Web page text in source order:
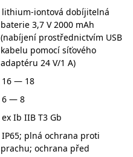
lithium-iontová dobíjitelná
baterie 3,7 V 2000 mAh
(nabíjení prostřednictvím USB
kabelu pomocí síťového
adaptéru 24 V/1 A)
16 — 18
6 — 8
ex Ib IIB T3 Gb
IP65; plná ochrana proti
prachu; ochrana před